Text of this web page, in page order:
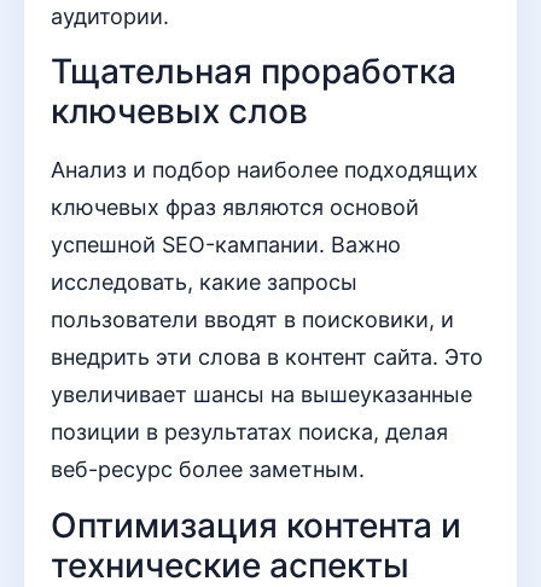
аудитории.
Тщательная проработка
ключевых слов
Анализ и подбор наиболее подходящих
ключевых фраз являются основой
успешной SEO-кампании. Важно
исследовать, какие запросы
пользователи вводят в поисковики, и
внедрить эти слова в контент сайта. Это
увеличивает шансы на вышеуказанные
позиции в результатах поиска, делая
веб-ресурс более заметным.
Оптимизация контента и
технические аспекты